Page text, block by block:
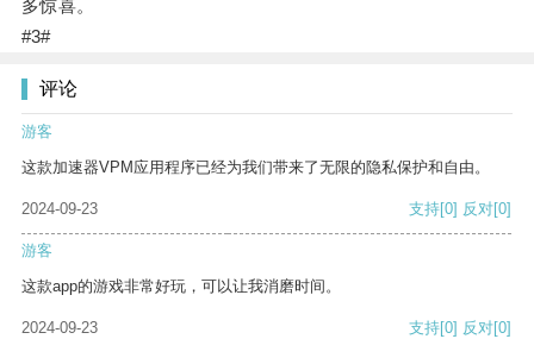
多惊喜。
#3#
评论
游客
这款加速器VPM应用程序已经为我们带来了无限的隐私保护和自由。
2024-09-23 支持[0] 反对[0]
游客
这款app的游戏非常好玩，可以让我消磨时间。
2024-09-23 支持[0] 反对[0]